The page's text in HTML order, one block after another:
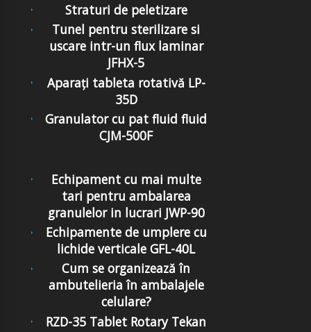
Straturi de peletizare
Tunel pentru sterilizare si
uscare intr-un flux laminar
JFHX-5
Aparați tableta rotativă LP-
35D
Granulator cu pat fluid fluid
CJM-500F
Echipament cu mai multe
tari pentru ambalarea
granulelor in lucrari JWP-90
Echipamente de umplere cu
lichide verticale GFL-40L
Cum se organizează în
ambutelieria în ambalajele
celulare?
RZD-35 Tablet Rotary Tekan